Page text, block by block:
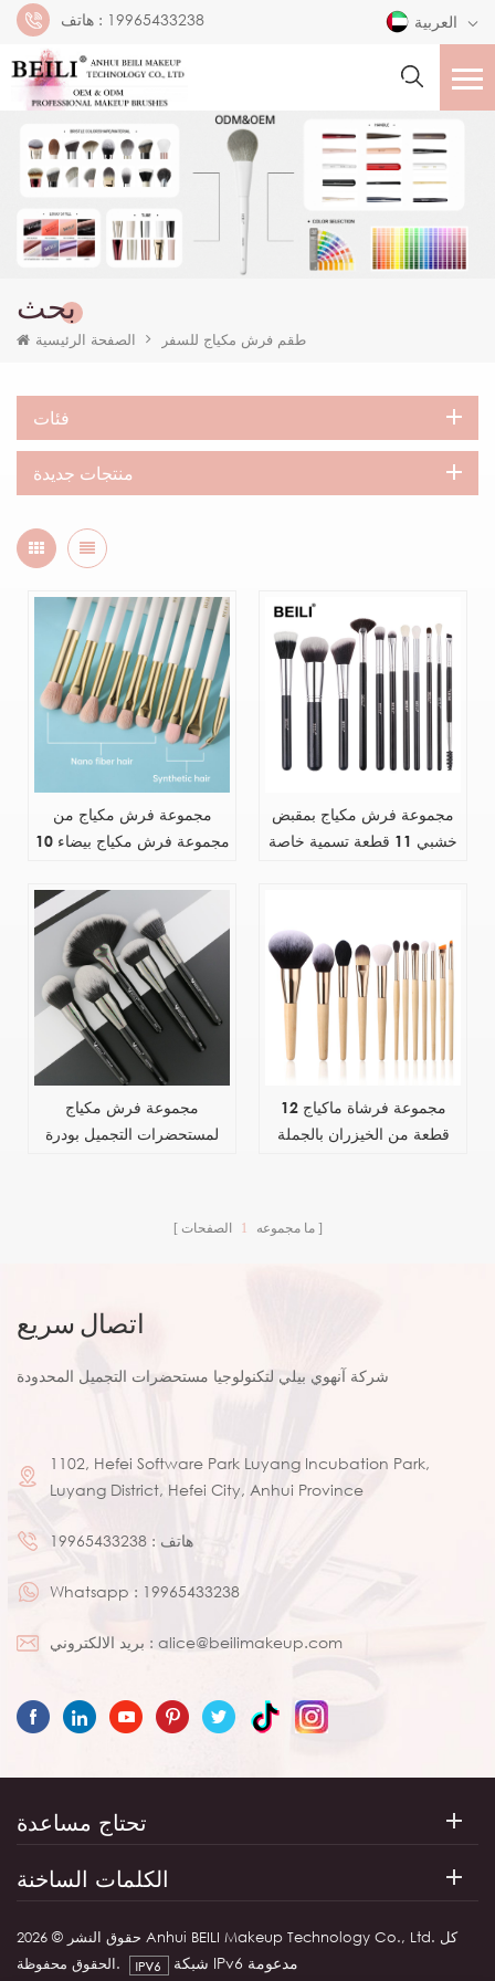
هاتف : 19965433238
بحث
الصفحة الرئيسية طقم فرش مكياج للسفر
فئات
منتجات جديدة
مجموعة فرش مكياج من
مجموعة فرش مكياج بيضاء 10
مجموعة فرش مكياج بمقبض
خشبي 11 قطعة تسمية خاصة
مجموعة فرش مكياج
لمستحضرات التجميل بودرة
مجموعة فرشاة ماكياج 12
قطعة من الخيزران بالجملة
ما مجموعه 1 الصفحات
اتصال سريع
شركة آنهوي بيلي لتكنولوجيا مستحضرات التجميل المحدودة
1102, Hefei Software Park Luyang Incubation Park,
Luyang District, Hefei City, Anhui Province
هاتف : 19965433238
Whatsapp : 19965433238
بريد الالكتروني : alice@beilimakeup.com
تحتاج مساعدة
الكلمات الساخنة
حقوق النشر © 2026 Anhui BEILI Makeup Technology Co., Ltd. كل
الحقوق محفوظة.
شبكة IPv6 مدعومة